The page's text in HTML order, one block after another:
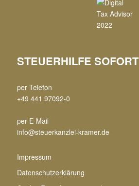
STEUERHILFE SOFORT
per Telefon
+49 441 97092-0
per E-Mail
info@steuerkanzlei-kramer.de
Impressum
Datenschutzerklärung